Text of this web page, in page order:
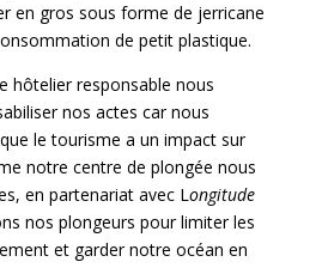
en gros sous forme de jerricane
de petit plastique.
hôtelier responsable nous
nos actes car nous
le tourisme a un impact sur
notre centre de plongée nous
en partenariat avec Longitude
nos plongeurs pour limiter les
et garder notre océan en